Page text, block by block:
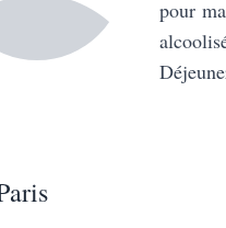
pour